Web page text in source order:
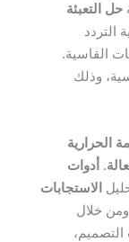
حل التعبئة
التردد
القاسية.
وذلك
الحرارية
. أدوات
الاستجابات
خلال
التصميم،